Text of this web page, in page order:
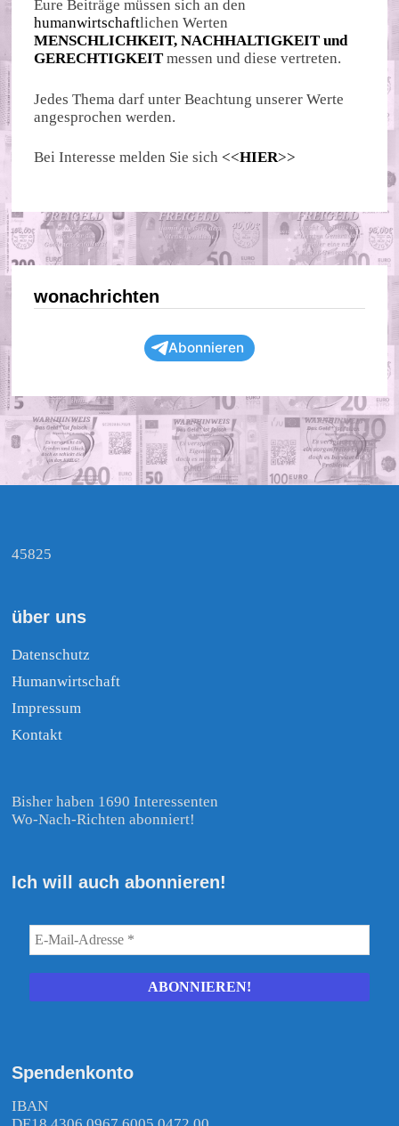
Eure Beiträge müssen sich an den
humanwirtschaftlichen Werten
MENSCHLICHKEIT, NACHHALTIGKEIT und
GERECHTIGKEIT messen und diese vertreten.
Jedes Thema darf unter Beachtung unserer Werte
angesprochen werden.
Bei Interesse melden Sie sich <<HIER>>
wonachrichten
Abonnieren
45825
über uns
Datenschutz
Humanwirtschaft
Impressum
Kontakt
Bisher haben 1690 Interessenten
Wo-Nach-Richten abonniert!
Ich will auch abonnieren!
Spendenkonto
IBAN